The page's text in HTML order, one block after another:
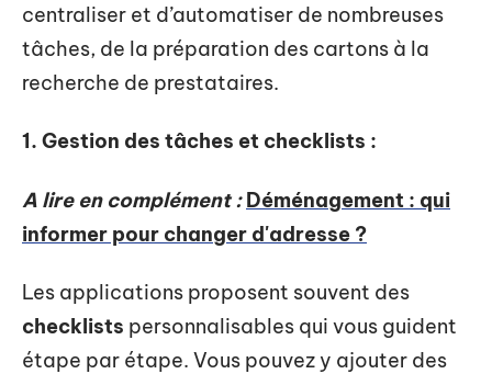
centraliser et d’automatiser de nombreuses
tâches, de la préparation des cartons à la
recherche de prestataires.
1. Gestion des tâches et checklists :
A lire en complément : Déménagement : qui
informer pour changer d'adresse ?
Les applications proposent souvent des
checklists personnalisables qui vous guident
étape par étape. Vous pouvez y ajouter des